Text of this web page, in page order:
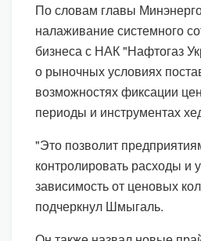
По словам главы
налаживание системного
бизнеса с НАК "Нафтогаз
о рыночных условиях
возможностях фиксации
периоды и инструментах
"Это позволит
контролировать расходы и
зависимость от ценовых
подчеркнул Шмыгаль.